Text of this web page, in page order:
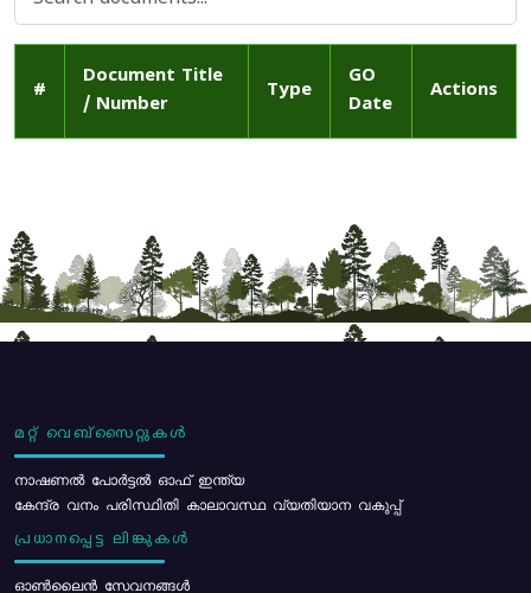
#
Document Title
/ Number
Type
GO
Date
Actions
മറ്റ് വെബ്സൈറ്റുകൾ
നാഷണൽ പോർട്ടൽ ഓഫ് ഇന്ത്യ
കേന്ദ്ര വനം പരിസ്ഥിതി കാലാവസ്ഥ വ്യതിയാന വകുപ്പ്
പ്രധാനപ്പെട്ട ലിങ്കുകൾ
ഓൺലൈൻ സേവനങ്ങൾ